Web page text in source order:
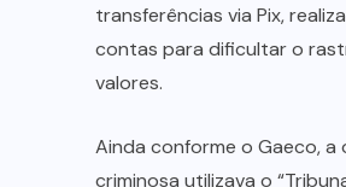
transferências via Pix,
contas para dificultar o
valores.
Ainda conforme o Gaeco, a
criminosa utilizava o